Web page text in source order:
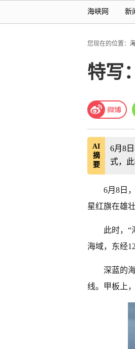
海峡网 新
您现在的位置：
特写
AI
摘
要
6月8
式，
6月8日
星红旗在雄
此时，“
海域，东经
深蓝的
线。甲板上